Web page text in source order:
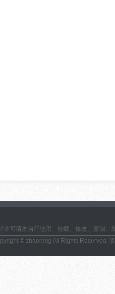
许可请勿自行使用、转载、修改、复制
© zhaorong All Rights Reserved.